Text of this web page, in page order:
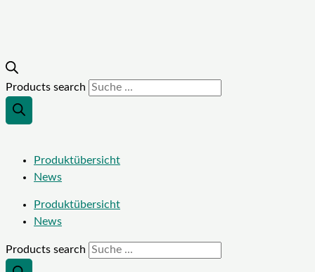
Products search
Produktübersicht
News
Produktübersicht
News
Products search